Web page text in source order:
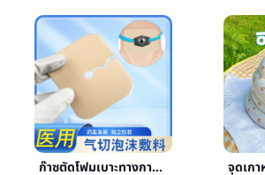
ก๊าซตัดโฟมเบาะทางการแพทย์ก๊าซç®¡ตัดå£เบาะก๊าซตัดใช้การเปิดการแต่งตัวฟองน้ำความแข็งแรงซึมซับก๊าซตัดพยาบาลนำมาใช้